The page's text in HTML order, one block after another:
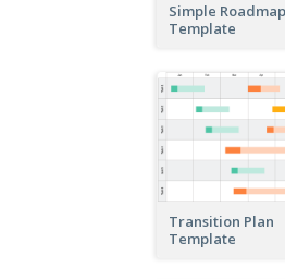
Simple Roadmap
Template
Transition Plan
Template